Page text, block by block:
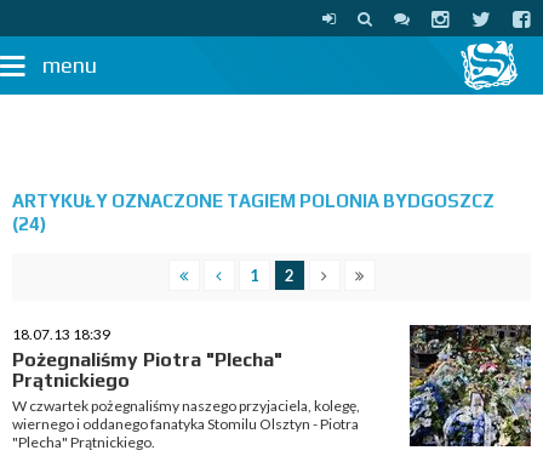
menu
ARTYKUŁY OZNACZONE TAGIEM POLONIA BYDGOSZCZ
(24)
1 2
18.07.13 18:39
Pożegnaliśmy Piotra "Plecha"
Prątnickiego
W czwartek pożegnaliśmy naszego przyjaciela, kolegę,
wiernego i oddanego fanatyka Stomilu Olsztyn - Piotra
"Plecha" Prątnickiego.